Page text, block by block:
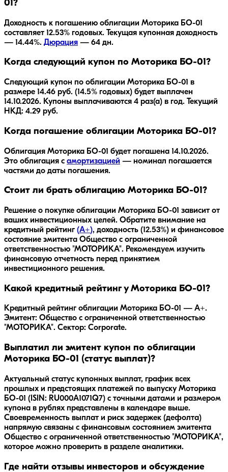
01?
Доходность к погашению облигации Моторика БO-01
составляет 12.53% годовых. Текущая купонная доходность
— 14.44%. Дюрация — 64 дн.
Когда следующий купон по Моторика БO-01?
Следующий купон по облигации Моторика БO-01 в
размере 14.46 руб. (14.5% годовых) будет выплачен
14.10.2026. Купоны выплачиваются 4 раз(а) в год. Текущий
НКД: 4.29 руб.
Когда погашение облигации Моторика БO-01?
Облигация Моторика БO-01 будет погашена 14.10.2026.
Это облигация с амортизацией — номинал погашается
частями до даты погашения.
Стоит ли брать облигацию Моторика БO-01?
Решение о покупке облигации Моторика БO-01 зависит от
ваших инвестиционных целей. Обратите внимание на
кредитный рейтинг (A+), доходность (12.53%) и финансовое
состояние эмитента Общество с ограниченной
ответственностью "МОТОРИКА". Рекомендуем изучить
финансовую отчетность перед принятием
инвестиционного решения.
Какой кредитный рейтинг у Моторика БO-01?
Кредитный рейтинг облигации Моторика БO-01 — A+.
Эмитент: Общество с ограниченной ответственностью
"МОТОРИКА". Сектор: Corporate.
Выплатил ли эмитент купон по облигации
Моторика БO-01 (статус выплат)?
Актуальный статус купонных выплат, график всех
прошлых и предстоящих платежей по выпуску Моторика
БO-01 (ISIN: RU000A1071Q7) с точными датами и размером
купона в рублях представлены в календаре выше.
Своевременность выплат и риск задержек (дефолта)
напрямую связаны с финансовым состоянием эмитента
Общество с ограниченной ответственностью "МОТОРИКА",
которое можно проверить в разделе аналитики.
Где найти отзывы инвесторов и обсуждение